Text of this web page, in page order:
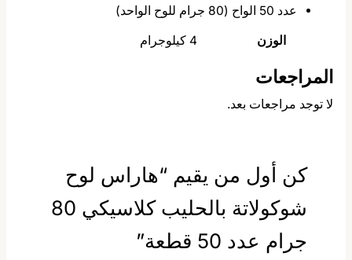
عدد 50 الواح (80 جرام للوح الواحد)
الوزن
4 كيلوجرام
المراجعات
لا توجد مراجعات بعد.
كن أول من يقيم “هاراس لوح
شوكولاتة بالحليب كلاسيكي 80
جرام عدد 50 قطعة”